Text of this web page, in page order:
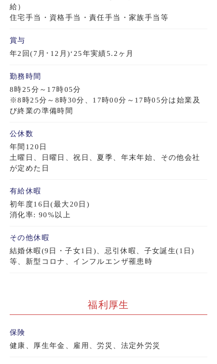
給）
住宅手当・資格手当・責任手当・家族手当等
賞与
年2回(7月･12月)‘25年実績5.2ヶ月
勤務時間
8時25分～17時05分
※8時25分～8時30分、17時00分～17時05分は始業及
び終業の準備時間
公休数
年間120日
土曜日、日曜日、祝日、夏季、年末年始、その他会社
が定めた日
有給休暇
初年度16日(最大20日)
消化率: 90%以上
その他休暇
結婚休暇(9日・子女1日)、忌引休暇、子女誕生(1日)
等、新型コロナ、インフルエンザ罹患時
福利厚生
保険
健康、厚生年金、雇用、労災、法定外労災